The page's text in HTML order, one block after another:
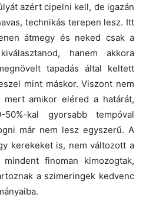
azért cipelni kell, de igazán
technikás terepen lesz. Itt
átmegy és neked csak a
hanem akkora
tapadás által keltett
mint máskor. Viszont nem
mert amikor eléred a határát,
kal gyorsabb tempóval
már nem lesz egyszerű. A
kerekeket is, nem változott a
finoman kimozogtak,
a szimeringek kedvenc